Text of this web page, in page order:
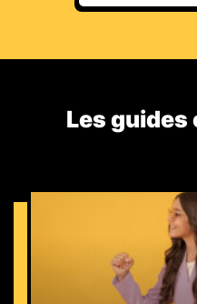
Les guides